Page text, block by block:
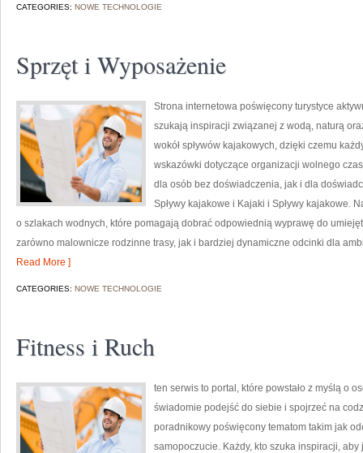
CATEGORIES: NOWE TECHNOLOGIE
Sprzęt i Wyposażenie
Strona internetowa poświęcony turystyce
szukają inspiracji związanej z wodą, naturą
wokół spływów kajakowych, dzięki czemu
wskazówki dotyczące organizacji wolnego
dla osób bez doświadczenia, jak i dla
Spływy kajakowe i Kajaki i Spływy kajakowe.
o szlakach wodnych, które pomagają dobrać odpowiednią wyprawę do
zarówno malownicze rodzinne trasy, jak i bardziej dynamiczne odcinki dla
Read More ]
CATEGORIES: NOWE TECHNOLOGIE
Fitness i Ruch
ten serwis to portal, które powstało z myślą o
świadomie podejść do siebie i spojrzeć na
poradnikowy poświęcony tematom takim jak
samopoczucie. Każdy, kto szuka inspiracji,